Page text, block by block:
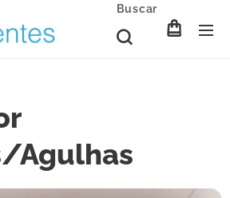
Buscar
Agulhas